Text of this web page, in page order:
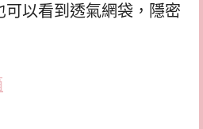
可以看到透氣網袋，隱密